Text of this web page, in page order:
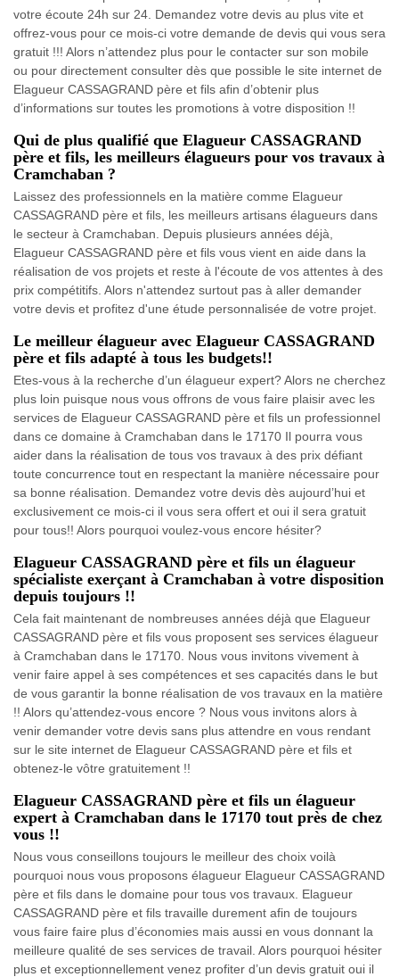
votre écoute 24h sur 24. Demandez votre devis au plus vite et
offrez-vous pour ce mois-ci votre demande de devis qui vous sera
gratuit !!! Alors n’attendez plus pour le contacter sur son mobile
ou pour directement consulter dès que possible le site internet de
Elagueur CASSAGRAND père et fils afin d’obtenir plus
d’informations sur toutes les promotions à votre disposition !!
Qui de plus qualifié que Elagueur CASSAGRAND
père et fils, les meilleurs élagueurs pour vos travaux à
Cramchaban ?
Laissez des professionnels en la matière comme Elagueur
CASSAGRAND père et fils, les meilleurs artisans élagueurs dans
le secteur à Cramchaban. Depuis plusieurs années déjà,
Elagueur CASSAGRAND père et fils vous vient en aide dans la
réalisation de vos projets et reste à l'écoute de vos attentes à des
prix compétitifs. Alors n'attendez surtout pas à aller demander
votre devis et profitez d'une étude personnalisée de votre projet.
Le meilleur élagueur avec Elagueur CASSAGRAND
père et fils adapté à tous les budgets!!
Etes-vous à la recherche d’un élagueur expert? Alors ne cherchez
plus loin puisque nous vous offrons de vous faire plaisir avec les
services de Elagueur CASSAGRAND père et fils un professionnel
dans ce domaine à Cramchaban dans le 17170 Il pourra vous
aider dans la réalisation de tous vos travaux à des prix défiant
toute concurrence tout en respectant la manière nécessaire pour
sa bonne réalisation. Demandez votre devis dès aujourd’hui et
exclusivement ce mois-ci il vous sera offert et oui il sera gratuit
pour tous!! Alors pourquoi voulez-vous encore hésiter?
Elagueur CASSAGRAND père et fils un élagueur
spécialiste exerçant à Cramchaban à votre disposition
depuis toujours !!
Cela fait maintenant de nombreuses années déjà que Elagueur
CASSAGRAND père et fils vous proposent ses services élagueur
à Cramchaban dans le 17170. Nous vous invitons vivement à
venir faire appel à ses compétences et ses capacités dans le but
de vous garantir la bonne réalisation de vos travaux en la matière
!! Alors qu’attendez-vous encore ? Nous vous invitons alors à
venir demander votre devis sans plus attendre en vous rendant
sur le site internet de Elagueur CASSAGRAND père et fils et
obtenez-le vôtre gratuitement !!
Elagueur CASSAGRAND père et fils un élagueur
expert à Cramchaban dans le 17170 tout près de chez
vous !!
Nous vous conseillons toujours le meilleur des choix voilà
pourquoi nous vous proposons élagueur Elagueur CASSAGRAND
père et fils dans le domaine pour tous vos travaux. Elagueur
CASSAGRAND père et fils travaille durement afin de toujours
vous faire faire plus d’économies mais aussi en vous donnant la
meilleure qualité de ses services de travail. Alors pourquoi hésiter
plus et exceptionnellement venez profiter d’un devis gratuit oui il